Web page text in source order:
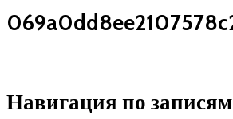
Навигация по записям